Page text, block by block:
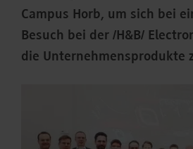
Campus Horb, um sich bei
Besuch bei der /H&B/
die Unternehmensprodukte